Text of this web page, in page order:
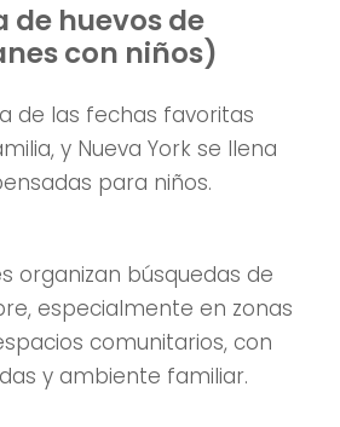
de huevos de
con niños)
de las fechas favoritas
y Nueva York se llena
para niños.
organizan búsquedas de
especialmente en zonas
comunitarios, con
y ambiente familiar.